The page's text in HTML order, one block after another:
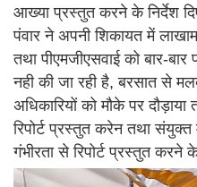
आख्या प्रस्तुत करने के निर्देश
पंवार ने अपनी शिकायत में
तथा पीएमजीएसवाई को बार-
नही की जा रही है, बरसात से
अधिकारियों को मौके पर
रिपोर्ट प्रस्तुत करेन तथा
गंभीरता से रिपोर्ट प्रस्तुत करने के